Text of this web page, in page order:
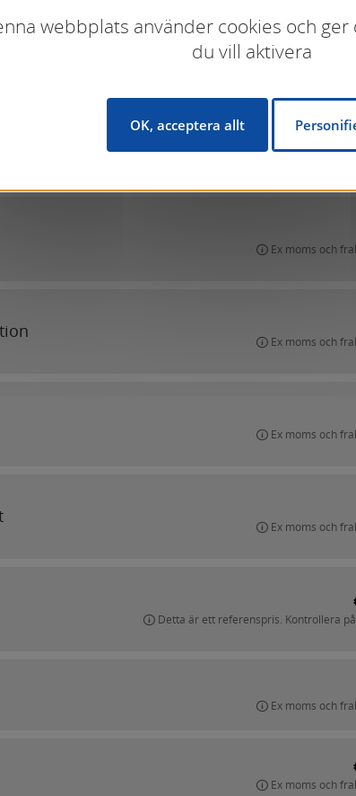
Ex moms och
Ex moms och
Ex moms och
Ex moms och
Ex moms och
Detta är ett referenspris. Kontrollera
Ex moms och
Ex moms och
webbplats använder cookies och
du vill aktivera
OK, acceptera allt